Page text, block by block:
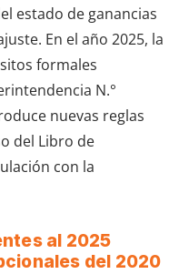
estado de ganancias
En el año 2025, la
formales
N.°
nuevas reglas
del Libro de
con la
al 2025
del 2020